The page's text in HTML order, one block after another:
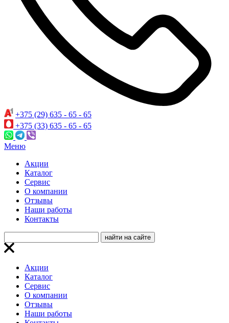
+375 (29) 635 - 65 - 65
+375 (33) 635 - 65 - 65
Меню
Акции
Каталог
Сервис
О компании
Отзывы
Наши работы
Контакты
Акции
Каталог
Сервис
О компании
Отзывы
Наши работы